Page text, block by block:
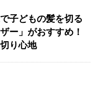
子どもの髪を切る
ー」がおすすめ！
り心地